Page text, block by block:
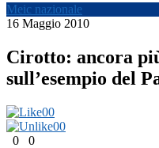
Meic nazionale
16 Maggio 2010
Cirotto: ancora
sull’esempio del
00
00
0
0